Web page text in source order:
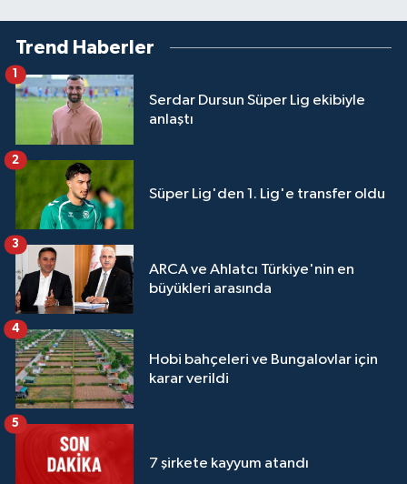
Trend Haberler
Serdar Dursun Süper Lig ekibiyle
anlaştı
Süper Lig'den 1. Lig'e transfer oldu
2
ARCA ve Ahlatcı Türkiye'nin en
büyükleri arasında
3
Hobi bahçeleri ve Bungalovlar için
karar verildi
4
7 şirkete kayyum atandı
5